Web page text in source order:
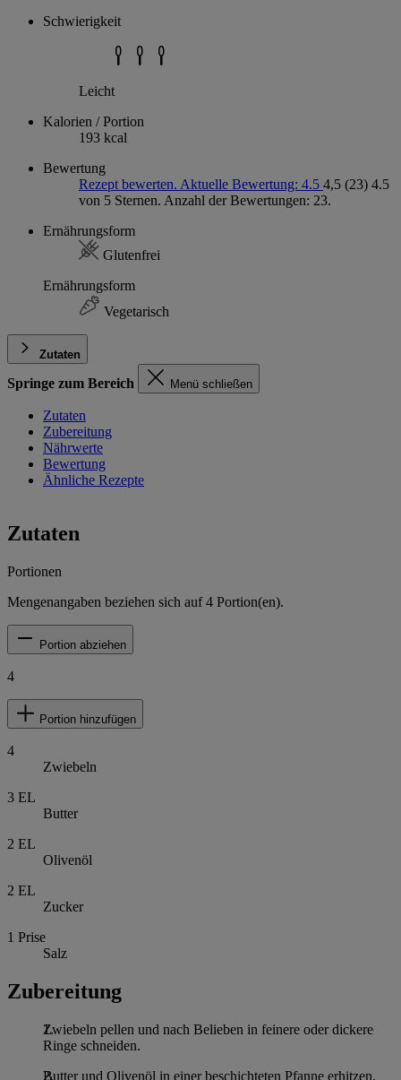
Schwierigkeit
Leicht
Kalorien / Portion
193 kcal
Bewertung
Rezept bewerten. Aktuelle Bewertung: 4.5 4,5 (23) 4.5
von 5 Sternen. Anzahl der Bewertungen: 23.
Ernährungsform
Glutenfrei
Ernährungsform
Vegetarisch
Zutaten
Springe zum Bereich Menü schließen
Zutaten
Zubereitung
Nährwerte
Bewertung
Ähnliche Rezepte
Zutaten
Portionen
Mengenangaben beziehen sich auf4 Portion(en).
Portion abziehen
4
Portion hinzufügen
4
Zwiebeln
3 EL
Butter
2 EL
Olivenöl
2 EL
Zucker
1 Prise
Salz
Zubereitung
Zwiebeln pellen und nach Belieben in feinere oder dickere
Ringe schneiden.
Butter und Olivenöl in einer beschichteten Pfanne erhitzen.